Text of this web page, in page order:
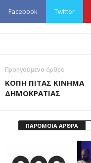
Facebook Twitter
Προηγούμενο άρθρο
ΚΟΠΗ ΠΙΤΑΣ ΚΙΝΗΜΑ
ΔΗΜΟΚΡΑΤΙΑΣ
ΠΑΡΟΜΟΙΑ ΑΡΘΡΑ